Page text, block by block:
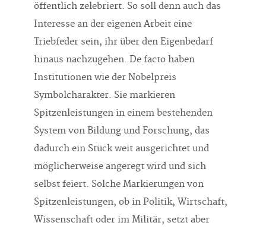
öffentlich zelebriert. So soll denn auch das
Interesse an der eigenen Arbeit eine
Triebfeder sein, ihr über den Eigenbedarf
hinaus nachzugehen. De facto haben
Institutionen wie der Nobelpreis
Symbolcharakter. Sie markieren
Spitzenleistungen in einem bestehenden
System von Bildung und Forschung, das
dadurch ein Stück weit ausgerichtet und
möglicherweise angeregt wird und sich
selbst feiert. Solche Markierungen von
Spitzenleistungen, ob in Politik, Wirtschaft,
Wissenschaft oder im Militär, setzt aber